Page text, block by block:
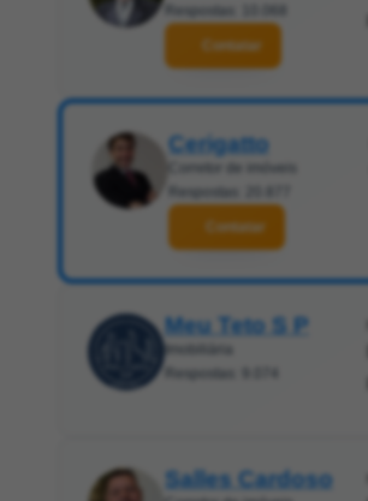
Respostas: 10.068
Contatar
Cerigatto
Corretor de imóveis
Respostas: 20.877
Contatar
Meu Teto S P
Imobiliária
Respostas: 9.074
Salles Cardoso